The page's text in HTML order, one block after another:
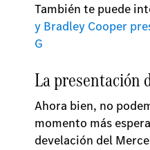
También te puede
y Bradley Cooper
G
La presentación
Ahora bien, no
momento más
develación del